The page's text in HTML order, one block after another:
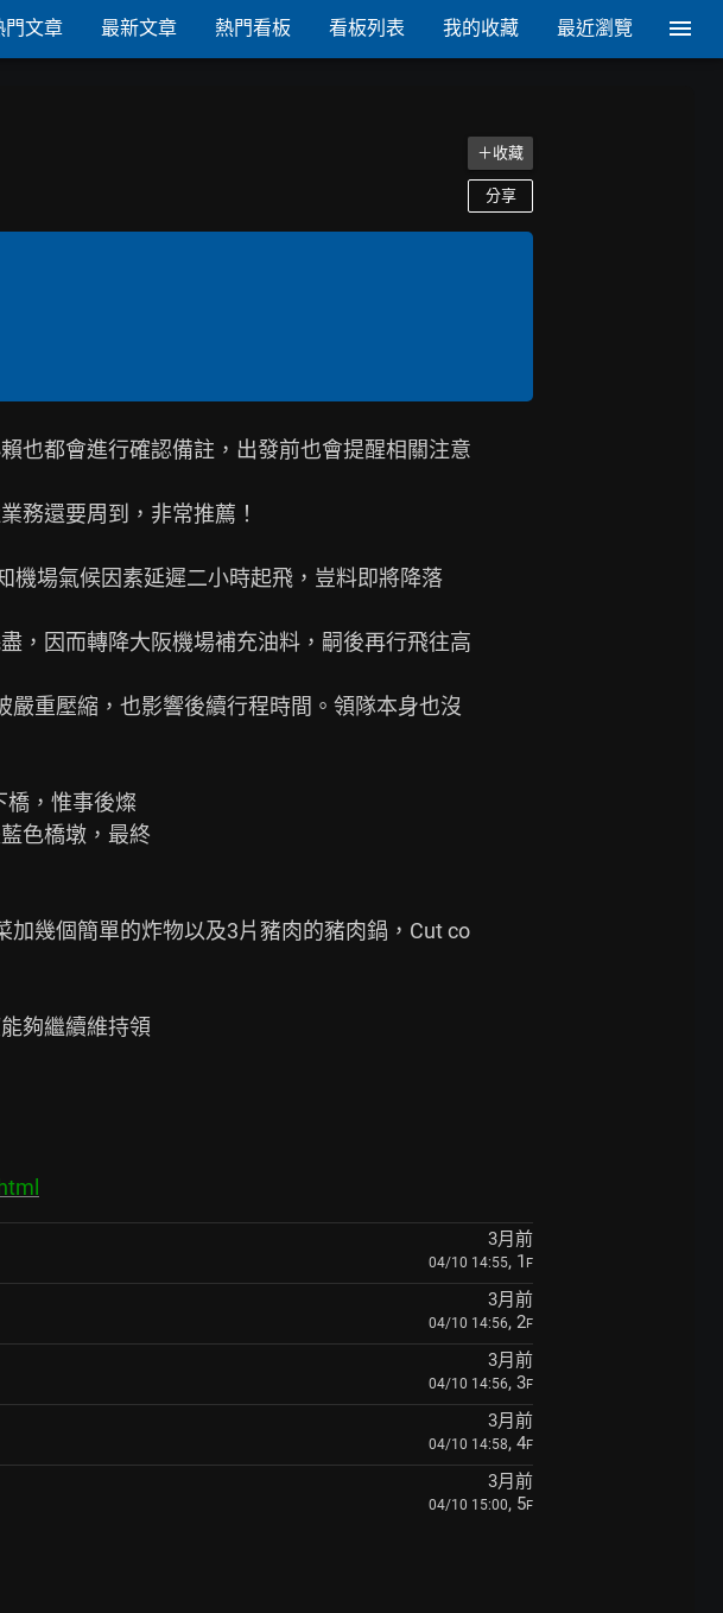
門文章 最新文章 熱門看板 看板列表 我的收藏 最近瀏覽
＋收藏
分享
也都會進行確認備註，出發前也會提醒相關注意
務還要周到，非常推薦！
機場氣候因素延遲二小時起飛，豈料即將降落
，因而轉降大阪機場補充油料，嗣後再行飛往高
重壓縮，也影響後續行程時間。領隊本身也沒
橋，惟事後燦
色橋墩，最終
幾個簡單的炸物以及3片豬肉的豬肉鍋，Cut co
夠繼續維持領
3月前
04/10 14:55, 1 F
3月前
04/10 14:56, 2F
3月前
04/10 14:56, 3F
3月前
04/10 14:58, 4F
3月前
04/10 15:00, 5F